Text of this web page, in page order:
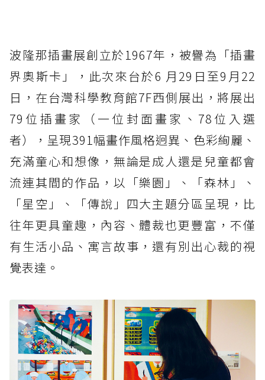
波隆那插畫展創立於1967年，被譽為「插畫
界奧斯卡」，此次來台於6 月29日至9月22
日，在台灣科學教育館7F西側展出，將展出
79位插畫家（一位封面畫家、78位入選
者），呈現391幅畫作風格迥異、色彩絢麗、
充滿童心和想像，無論是成人還是兒童都會
流連其間的作品，以「樂園」、「森林」、
「星空」、「傳說」四大主題分區呈現，比
往年更具童趣，內容、體裁也更豐富，不僅
有生活小品、寓言故事，還有別出心裁的視
覺表達。